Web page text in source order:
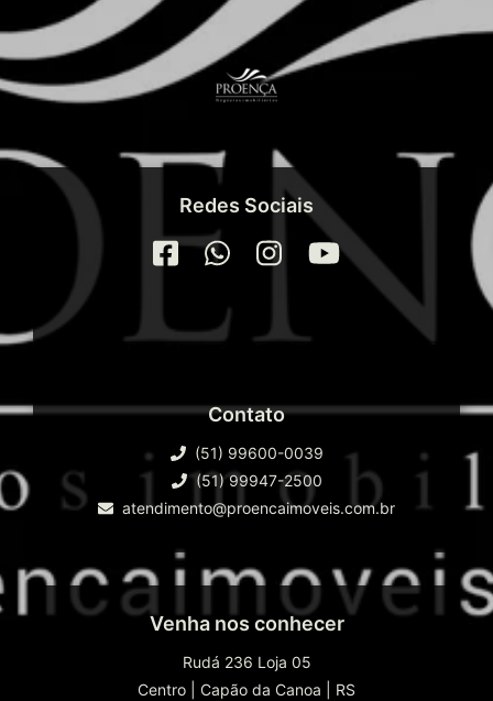
Redes Sociais
Contato
(51) 99600-0039
(51) 99947-2500
atendimento@proencaimoveis.com.br
Venha nos conhecer
Rudá 236 Loja 05
Centro
Capão da Canoa
RS